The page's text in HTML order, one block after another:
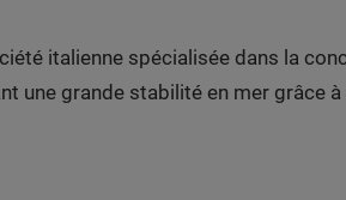
italienne spécialisée dans la
une grande stabilité en mer grâce